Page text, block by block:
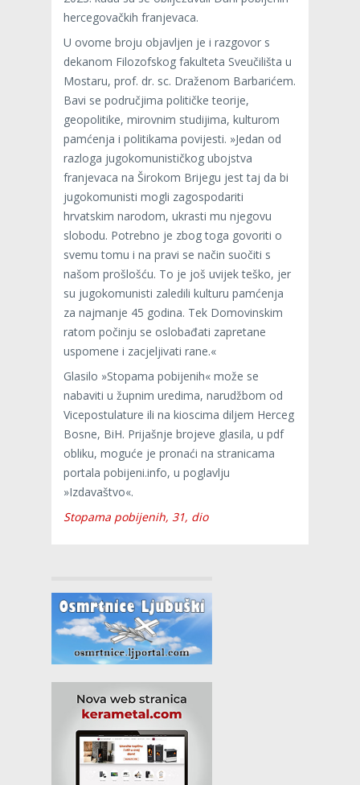
hercegovačkih franjevaca.
U ovome broju objavljen je i razgovor s
dekanom Filozofskog fakulteta Sveučilišta u
Mostaru, prof. dr. sc. Draženom Barbarićem.
Bavi se područjima političke teorije,
geopolitike, mirovnim studijima, kulturom
pamćenja i politikama povijesti. »Jedan od
razloga jugokomunističkog ubojstva
franjevaca na Širokom Brijegu jest taj da bi
jugokomunisti mogli zagospodariti
hrvatskim narodom, ukrasti mu njegovu
slobodu. Potrebno je zbog toga govoriti o
svemu tomu i na pravi se način suočiti s
našom prošlošću. To je još uvijek teško, jer
su jugokomunisti zaledili kulturu pamćenja
za najmanje 45 godina. Tek Domovinskim
ratom počinju se oslobađati zapretane
uspomene i zacjeljivati rane.«
Glasilo »Stopama pobijenih« može se
nabaviti u župnim uredima, narudžbom od
Vicepostulature ili na kioscima diljem Herceg
Bosne, BiH. Prijašnje brojeve glasila, u pdf
obliku, moguće je pronaći na stranicama
portala pobijeni.info, u poglavlju
»Izdavaštvo«.
Stopama pobijenih, 31, dio